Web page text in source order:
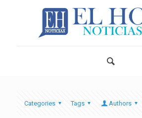
Categories Tags Authors